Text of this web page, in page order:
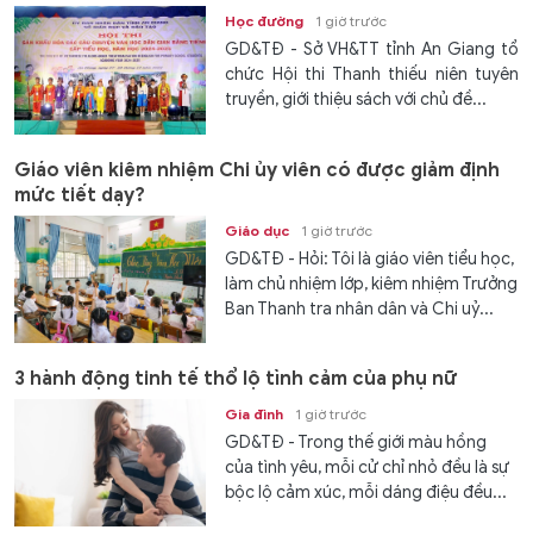
Học đường 1 giờ trước
GD&TĐ - Sở VH&TT tỉnh An Giang tổ
chức Hội thi Thanh thiếu niên tuyên
truyền, giới thiệu sách với chủ đề...
Giáo viên kiêm nhiệm Chi ủy viên có được giảm định
mức tiết dạy?
Giáo dục 1 giờ trước
GD&TĐ - Hỏi: Tôi là giáo viên tiểu học,
làm chủ nhiệm lớp, kiêm nhiệm Trưởng
Ban Thanh tra nhân dân và Chi uỷ...
3 hành động tinh tế thổ lộ tình cảm của phụ nữ
Gia đình 1 giờ trước
GD&TĐ - Trong thế giới màu hồng
của tình yêu, mỗi cử chỉ nhỏ đều là sự
bộc lộ cảm xúc, mỗi dáng điệu đều...